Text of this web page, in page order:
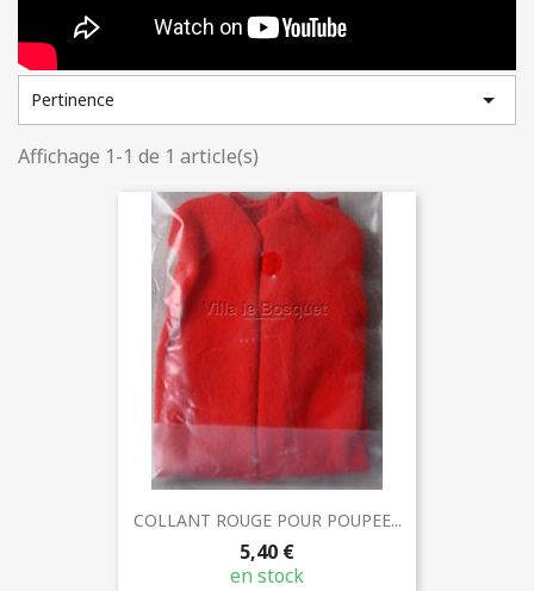
Pertinence 
Affichage 1-1 de 1 article(s)
COLLANT ROUGE POUR POUPEE...
5,40 €
en stock